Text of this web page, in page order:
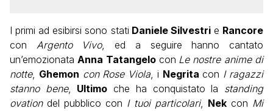
I primi ad esibirsi sono stati Daniele Silvestrie Rancore
con Argento Vivo, ed a seguire hanno cantato
un’emozionataAnna Tatangelocon Le nostre anime di
notte, Ghemon con Rose Viola, i Negrita con I ragazzi
stanno bene, Ultimo che ha conquistato la standing
ovationdel pubblico con I tuoi particolari, Nekcon Mi